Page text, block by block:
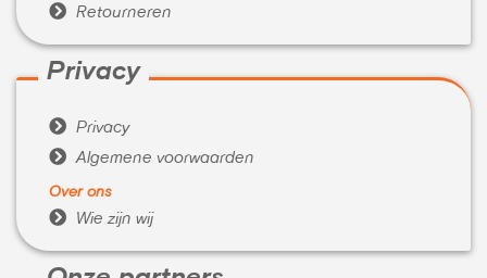
 Retourneren
Privacy
 Privacy
 Algemene voorwaarden
Over ons
 Wie zijn wij